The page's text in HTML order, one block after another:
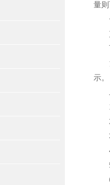
量
声
可
测
示。
1
2
3
4
5
6